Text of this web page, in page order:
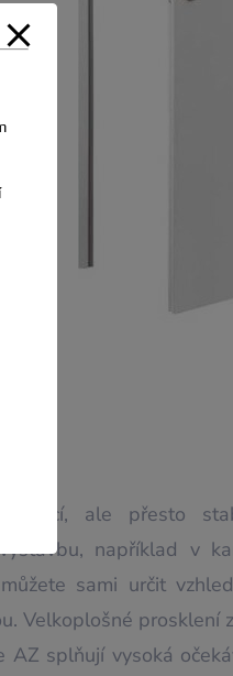
ale přesto
například v
sami určit
Velkoplošné prosklení
splňují vysoká